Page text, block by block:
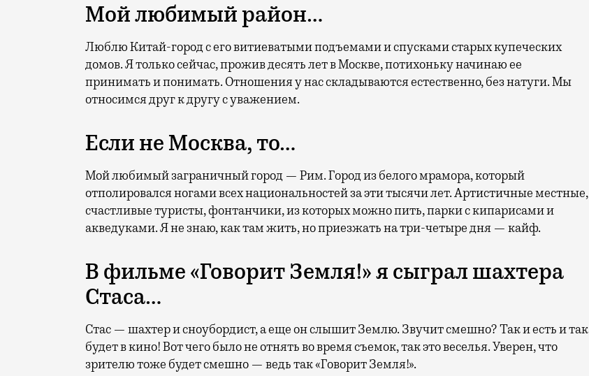
Мой любимый район…
Люблю Китай-город с его витиеватыми подъемами и спусками старых купеческих
домов. Я только сейчас, прожив десять лет в Москве, потихоньку начинаю ее
принимать и понимать. Отношения у нас складываются естественно, без натуги. Мы
относимся друг к другу с уважением.
Если не Москва, то…
Мой любимый заграничный город — Рим. Город из белого мрамора, который
отполировался ногами всех национальностей за эти тысячи лет. Артистичные местные,
счастливые туристы, фонтанчики, из которых можно пить, парки с кипарисами и
акведуками. Я не знаю, как там жить, но приезжать на три-четыре дня — кайф.
В фильме «Говорит Земля!» я сыграл шахтера
Стаса…
Стас — шахтер и сноубордист, а еще он слышит Землю. Звучит смешно? Так и есть и так
будет в кино! Вот чего было не отнять во время съемок, так это веселья. Уверен, что
зрителю тоже будет смешно — ведь так «Говорит Земля!».